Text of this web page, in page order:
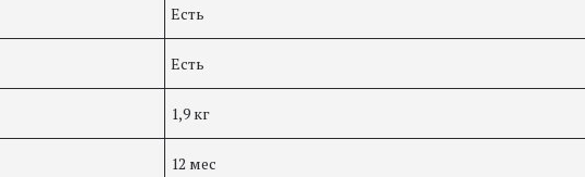
Есть
Есть
1,9 кг
12 мес